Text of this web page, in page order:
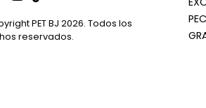
PET BJ 2026. Todos los
reservados.